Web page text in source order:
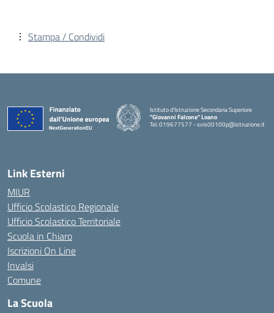
Stampa / Condividi
Istituto d'Istruzione Secondaria Superiore
"Giovanni Falcone" Loano
Tel. 019677577 - svis00100p@istruzione.it
Link Esterni
MIUR
Ufficio Scolastico Regionale
Ufficio Scolastico Territoriale
Scuola in Chiaro
Iscrizioni On Line
Invalsi
Comune
La Scuola